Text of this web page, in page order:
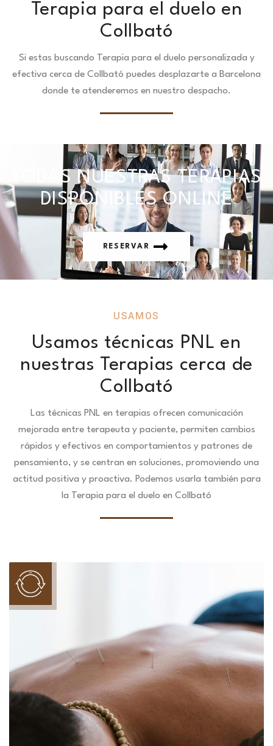
Terapia para el duelo en
Collbató
Si estas buscando Terapia para el duelo personalizada y
efectiva cerca de Collbató puedes desplazarte a Barcelona
donde te atenderemos en nuestro despacho.
TODAS NUESTRAS TERAPIAS
DISPONIBLES ONLINE
RESERVAR
USAMOS
Usamos técnicas PNL en
nuestras Terapias cerca de
Collbató
Las técnicas PNL en terapias ofrecen comunicación
mejorada entre terapeuta y paciente, permiten cambios
rápidos y efectivos en comportamientos y patrones de
pensamiento, y se centran en soluciones, promoviendo una
actitud positiva y proactiva. Podemos usarla también para
la Terapia para el duelo en Collbató